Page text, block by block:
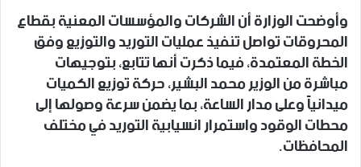
وأوضحت الوزارة أن الشركات والمؤسسات المعنية بقطاع
المحروقات تواصل تنفيذ عمليات التوريد والتوزيع وفق
الخطة المعتمدة، فيما ذكرت أنها تتابع، بتوجيهات
مباشرة من الوزير محمد البشير، حركة توزيع الكميات
ميدانياً وعلى مدار الساعة، بما يضمن سرعة وصولها إلى
محطات الوقود واستمرار انسيابية التوريد في مختلف
المحافظات.